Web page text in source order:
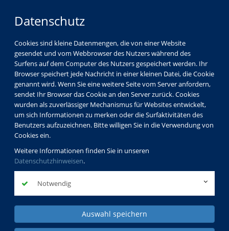
Datenschutz
Cookies sind kleine Datenmengen, die von einer Website
gesendet und vom Webbrowser des Nutzers während des
Surfens auf dem Computer des Nutzers gespeichert werden. Ihr
Browser speichert jede Nachricht in einer kleinen Datei, die Cookie
genannt wird. Wenn Sie eine weitere Seite vom Server anfordern,
sendet Ihr Browser das Cookie an den Server zurück. Cookies
wurden als zuverlässiger Mechanismus für Websites entwickelt,
um sich Informationen zu merken oder die Surfaktivitäten des
Benutzers aufzuzeichnen. Bitte willigen Sie in die Verwendung von
Cookies ein.
Weitere Informationen finden Sie in unseren
Datenschutzhinweisen.
Notwendig
Auswahl speichern